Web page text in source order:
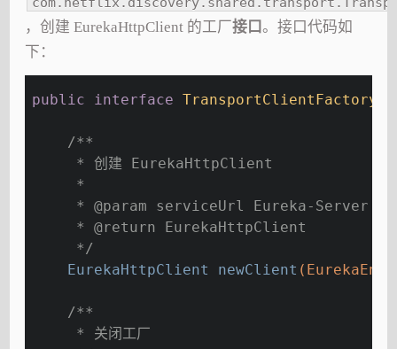
，创建 EurekaHttpClient 的工厂接口。接口代码如
下：
public interface TransportClientFactory
/**
     * 创建 EurekaHttpClient
     *
     *
@param serviceUrl Eureka-Server 地
     *
@return EurekaHttpClient
     */
EurekaHttpClient newClient
/**
     * 关闭工厂